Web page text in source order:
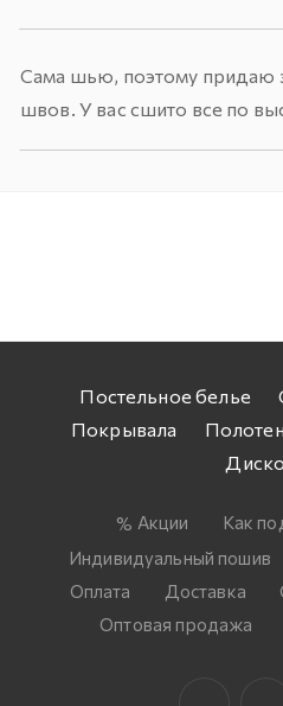
Сама шью, поэтому придаю
швов. У вас сшито все по
Постельное белье
Покрывала
Акции
Как
Индивидуальный пошив
Оплата
Доставка
Оптовая продажа